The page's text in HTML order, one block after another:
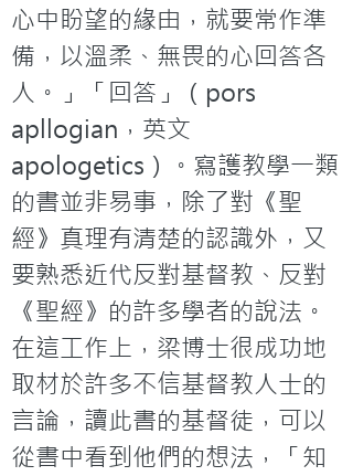
心中盼望的緣由，就要常作準
備，以溫柔、無畏的心回答各
人。」「回答」（pors
apllogian，英文
apologetics）。寫護教學一類
的書並非易事，除了對《聖
經》真理有清楚的認識外，又
要熟悉近代反對基督教、反對
《聖經》的許多學者的說法。
在這工作上，梁博士很成功地
取材於許多不信基督教人士的
言論，讀此書的基督徒，可以
從書中看到他們的想法，「知